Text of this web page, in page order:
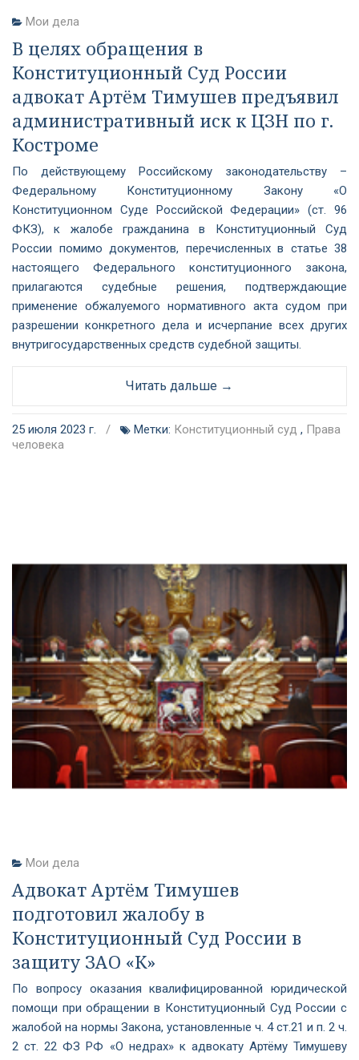
Мои дела
В целях обращения в
Конституционный Суд России
адвокат Артём Тимушев предъявил
административный иск к ЦЗН по г.
Костроме
По действующему Российскому законодательству –
Федеральному Конституционному Закону «О
Конституционном Суде Российской Федерации» (ст. 96
ФКЗ), к жалобе гражданина в Конституционный Суд
России помимо документов, перечисленных в статье 38
настоящего Федерального конституционного закона,
прилагаются судебные решения, подтверждающие
применение обжалуемого нормативного акта судом при
разрешении конкретного дела и исчерпание всех других
внутригосударственных средств судебной защиты.
Читать дальше →
25 июля 2023 г. / Метки: Конституционный суд , Права
человека
Мои дела
Адвокат Артём Тимушев
подготовил жалобу в
Конституционный Суд России в
защиту ЗАО «К»
По вопросу оказания квалифицированной юридической
помощи при обращении в Конституционный Суд России с
жалобой на нормы Закона, установленные ч. 4 ст.21 и п. 2 ч.
2 ст. 22 ФЗ РФ «О недрах» к адвокату Артёму Тимушеву